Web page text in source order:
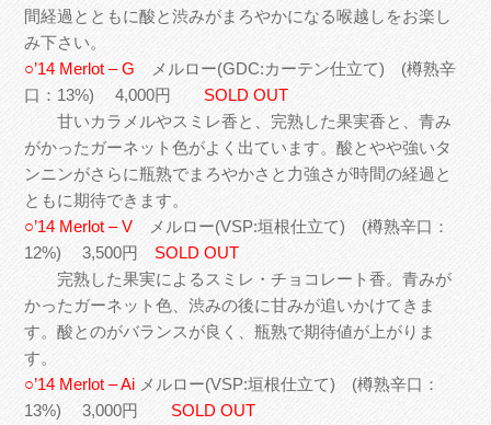
間経過とともに酸と渋みがまろやかになる喉越しをお楽し
み下さい。
○’14 Merlot – G メルロー(GDC:カーテン仕立て) (樽熟辛
口：13%) 4,000円SOLD OUT
甘いカラメルやスミレ香と、完熟した果実香と、青み
がかったガーネット色がよく出ています。酸とやや強いタ
ンニンがさらに瓶熟でまろやかさと力強さが時間の経過と
ともに期待できます。
○’14 Merlot – V メルロー(VSP:垣根仕立て) (樽熟辛口：
12%) 3,500円SOLD OUT
完熟した果実によるスミレ・チョコレート香。青みが
かったガーネット色、渋みの後に甘みが追いかけてきま
す。酸とのがバランスが良く、瓶熟で期待値が上がりま
す。
○’14 Merlot – Ai メルロー(VSP:垣根仕立て) (樽熟辛口：
13%) 3,000円 SOLD OUT